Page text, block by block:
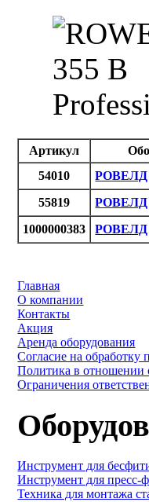
Артикул
54010
РОВЕЛД
55819
РОВЕЛД
1000000383
РОВЕЛД
Главная
О компании
Контакты
Акция
Аренда оборудования
Согласие на обработку
Политика в отношении
Ограничения
Инструмент для
Инструмент для пресс-
Техника для монтажа